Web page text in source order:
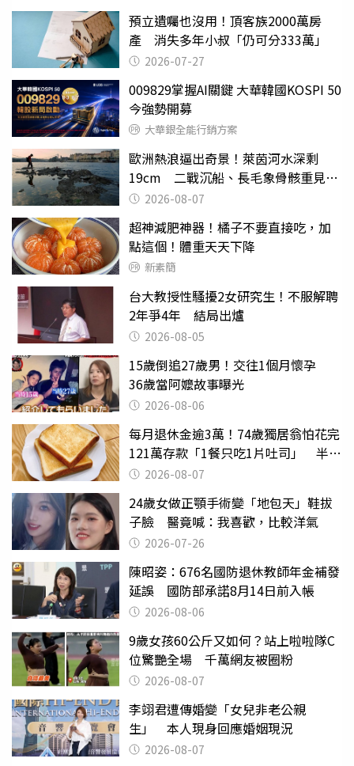
預立遺囑也沒用！頂客族2000萬房
產 消失多年小叔「仍可分333萬」
2026-07-27
009829掌握AI關鍵 大華韓國KOSPI 50
今強勢開募
大華銀全能行銷方案
歐洲熱浪逼出奇景！萊茵河水深剩
19cm 二戰沉船、長毛象骨骸重見天
日 2026-08-07
超神減肥神器！橘子不要直接吃，加
點這個！體重天天下降
新素簡
台大教授性騷擾2女研究生！不服解聘
2年爭4年 結局出爐
2026-08-05
15歲倒追27歲男！交往1個月懷孕
36歲當阿嬤故事曝光
2026-08-06
每月退休金逾3萬！74歲獨居翁怕花完
121萬存款「1餐只吃1片吐司」 半年
後暴瘦嚇壞女兒
2026-08-07
24歲女做正顎手術變「地包天」鞋拔
子臉 醫竟喊：我喜歡，比較洋氣
2026-07-26
陳昭姿：676名國防退休教師年金補發
延誤 國防部承諾8月14日前入帳
2026-08-06
9歲女孩60公斤又如何？站上啦啦隊C
位驚艷全場 千萬網友被圈粉
2026-08-07
李翊君遭傳婚變「女兒非老公親
生」 本人現身回應婚姻現況
2026-08-07